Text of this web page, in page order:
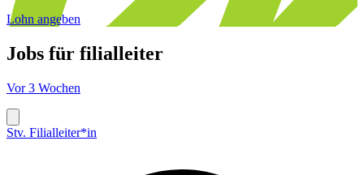
Lohn angeben
Jobs für filialleiter
Vor 3 Wochen
Stv. Filialleiter*in